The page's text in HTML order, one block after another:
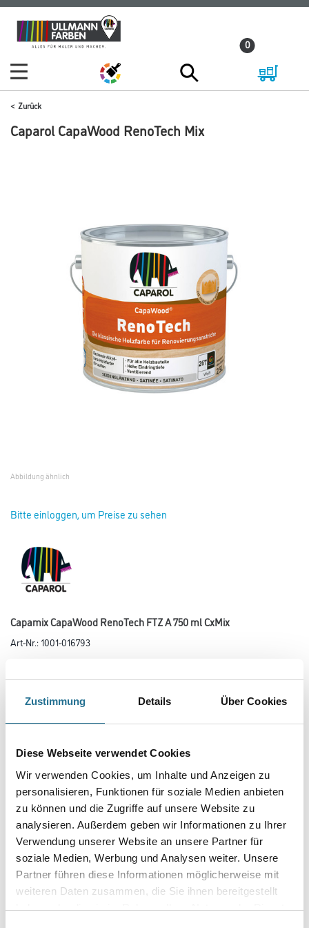
Zustimmung Details Über Cookies
Diese Webseite verwendet Cookies
Wir verwenden Cookies, um Inhalte und Anzeigen zu
personalisieren, Funktionen für soziale Medien anbieten
zu können und die Zugriffe auf unsere Website zu
analysieren. Außerdem geben wir Informationen zu Ihrer
Verwendung unserer Website an unsere Partner für
soziale Medien, Werbung und Analysen weiter. Unsere
Partner führen diese Informationen möglicherweise mit
weiteren Daten zusammen, die Sie ihnen bereitgestellt
haben oder die sie im Rahmen Ihrer Nutzung der Dienste
Zum
Inhalt
Zum
Navigationsmenü
0
Zurück
Caparol CapaWood RenoTech Mix
Abbildung ähnlich
Bitte einloggen, um Preise zu sehen
Capamix CapaWood RenoTech FTZ A 750 ml CxMix
Art-Nr.:1001-016793
Farbtonbezeichnung
Glanzgrad
Gebinde